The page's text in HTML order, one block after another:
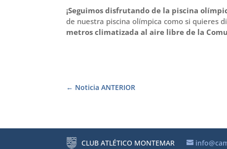
¡Seguimos disfrutando de la piscina
de nuestra piscina olímpica como si quieres
metros climatizada al aire libre de la
Noticia ANTERIOR
CLUB ATLÉTICO MONTEMAR